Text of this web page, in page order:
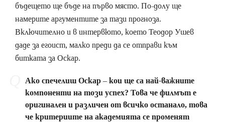
бъдещето ще бъде на първо място. По-долу ще
намерите аргументите за тази прогноза.
Включително и в интервюто, което Теодор Ушев
даде за егоист, малко преди да се отправи към
битката за Оскар.
Ако спечелиш Оскар – кои ще са най-важните
компоненти на този успех? Това че филмът е
оригинален и различен от всичко останало, това
че критериите на академията се променят